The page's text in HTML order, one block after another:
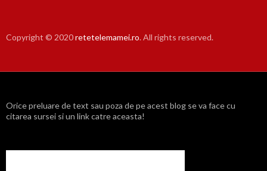
Copyright © 2020retetelemamei.ro. All rights reserved.
Orice preluare de text sau poza de pe acest blog se va face cu
citarea sursei si un link catre aceasta!